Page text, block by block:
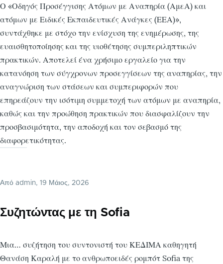
Ο «Οδηγός Προσέγγισης Ατόμων με Αναπηρία (ΑμεΑ) και
ατόμων με Ειδικές Εκπαιδευτικές Ανάγκες (ΕΕΑ)»,
συντάχθηκε με στόχο την ενίσχυση της ενημέρωσης, της
ευαισθητοποίησης και της υιοθέτησης συμπεριληπτικών
πρακτικών. Αποτελεί ένα χρήσιμο εργαλείο για την
κατανόηση των σύγχρονων προσεγγίσεων της αναπηρίας, την
αναγνώριση των στάσεων και συμπεριφορών που
επηρεάζουν την ισότιμη συμμετοχή των ατόμων με αναπηρία,
καθώς και την προώθηση πρακτικών που διασφαλίζουν την
προσβασιμότητα, την αποδοχή και τον σεβασμό της
διαφορετικότητας.
Από admin, 19 Μάιος, 2026
Συζητώντας με τη Sofia
Μια… συζήτηση του συντονιστή του ΚΕΔΙΜΑ καθηγητή
Θανάση Καραλή με το ανθρωποειδές ρομπότ Sofia της